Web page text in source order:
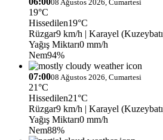
08 Ağustos 2026, Cumartesi
19°C
Hissedilen19°C
Rüzgar9 km/h | Karayel
Yağış Miktarı0 mm/h
Nem94%
07:0008 Ağustos 2026, Cumartesi
21°C
Hissedilen21°C
Rüzgar9 km/h | Karayel
Yağış Miktarı0 mm/h
Nem88%